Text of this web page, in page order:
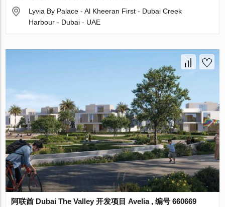
Lyvia By Palace - Al Kheeran First - Dubai Creek
Harbour - Dubai - UAE
阿联酋 Dubai The Valley 开发项目 Avelia , 编号 660669